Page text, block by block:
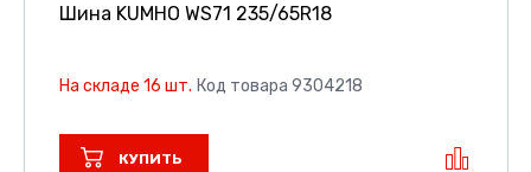
Шина KUMHO WS71 235/65R18
На складе 16 шт. Код товара 9304218
КУПИТЬ